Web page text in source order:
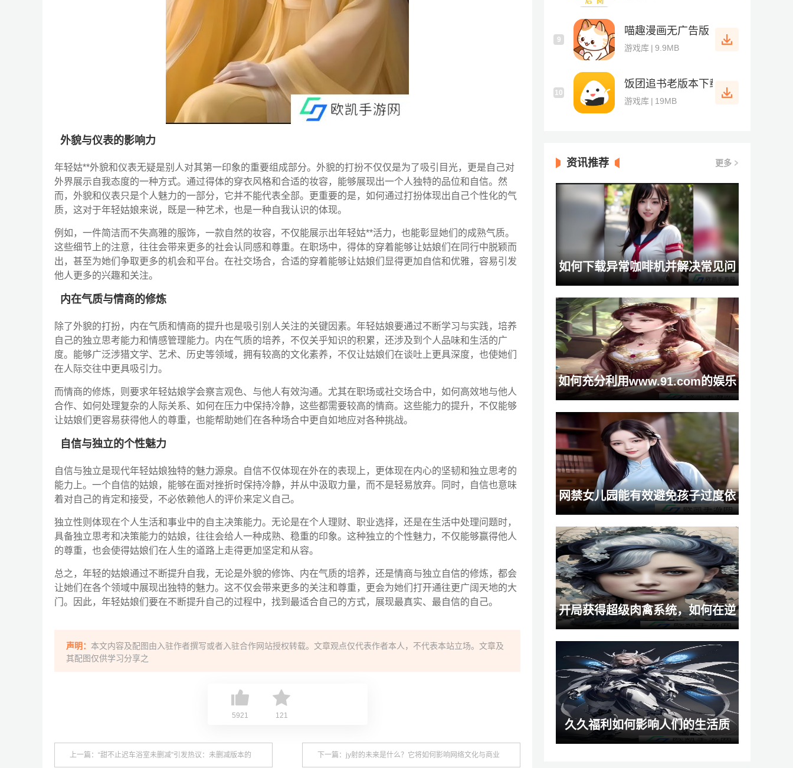
外貌与仪表的影响力
年轻姑**外貌和仪表无疑是别人对其第一印象的重要组成部分。外貌的打扮不仅仅是为了吸引目光，更是自己对
外界展示自我态度的一种方式。通过得体的穿衣风格和合适的妆容，能够展现出一个人独特的品位和自信。然
而，外貌和仪表只是个人魅力的一部分，它并不能代表全部。更重要的是，如何通过打扮体现出自己个性化的气
质，这对于年轻姑娘来说，既是一种艺术，也是一种自我认识的体现。
例如，一件简洁而不失高雅的服饰，一款自然的妆容，不仅能展示出年轻姑**活力，也能彰显她们的成熟气质。
这些细节上的注意，往往会带来更多的社会认同感和尊重。在职场中，得体的穿着能够让姑娘们在同行中脱颖而
出，甚至为她们争取更多的机会和平台。在社交场合，合适的穿着能够让姑娘们显得更加自信和优雅，容易引发
他人更多的兴趣和关注。
内在气质与情商的修炼
除了外貌的打扮，内在气质和情商的提升也是吸引别人关注的关键因素。年轻姑娘要通过不断学习与实践，培养
自己的独立思考能力和情感管理能力。内在气质的培养，不仅关乎知识的积累，还涉及到个人品味和生活的广
度。能够广泛涉猎文学、艺术、历史等领域，拥有较高的文化素养，不仅让姑娘们在谈吐上更具深度，也使她们
在人际交往中更具吸引力。
而情商的修炼，则要求年轻姑娘学会察言观色、与他人有效沟通。尤其在职场或社交场合中，如何高效地与他人
合作、如何处理复杂的人际关系、如何在压力中保持冷静，这些都需要较高的情商。这些能力的提升，不仅能够
让姑娘们更容易获得他人的尊重，也能帮助她们在各种场合中更自如地应对各种挑战。
自信与独立的个性魅力
自信与独立是现代年轻姑娘独特的魅力源泉。自信不仅体现在外在的表现上，更体现在内心的坚韧和独立思考的
能力上。一个自信的姑娘，能够在面对挫折时保持冷静，并从中汲取力量，而不是轻易放弃。同时，自信也意味
着对自己的肯定和接受，不必依赖他人的评价来定义自己。
独立性则体现在个人生活和事业中的自主决策能力。无论是在个人理财、职业选择，还是在生活中处理问题时，
具备独立思考和决策能力的姑娘，往往会给人一种成熟、稳重的印象。这种独立的个性魅力，不仅能够赢得他人
的尊重，也会使得姑娘们在人生的道路上走得更加坚定和从容。
总之，年轻的姑娘通过不断提升自我，无论是外貌的修饰、内在气质的培养，还是情商与独立自信的修炼，都会
让她们在各个领域中展现出独特的魅力。这不仅会带来更多的关注和尊重，更会为她们打开通往更广阔天地的大
门。因此，年轻姑娘们要在不断提升自己的过程中，找到最适合自己的方式，展现最真实、最自信的自己。
声明： 本文内容及配图由入驻作者撰写或者入驻合作网站授权转载。文章观点仅代表作者本人，不代表本站立场。文章及
其配图仅供学习分享之
5921 121
上一篇：“甜不止迟车浴室未删减”引发热议：未删减版本的 下一篇：jy射的未来是什么？它将如何影响网络文化与商业
9
喵趣漫画无广告版
游戏库 | 9.9MB
10
饭团追书老版本下载
游戏库 | 19MB
资讯推荐 更多
如何下载异常咖啡机并解决常见问
题
如何充分利用www.91.com的娱乐
和社交功能？
网禁女儿园能有效避免孩子过度依
赖网络吗？如何平衡网络与教育的
关系？
开局获得超级肉禽系统，如何在逆
境中逆袭成最强养殖大亨
久久福利如何影响人们的生活质